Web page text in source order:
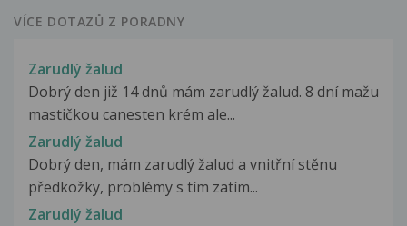
VÍCE DOTAZŮ Z PORADNY
Zarudlý žalud
Dobrý den již 14 dnů mám zarudlý žalud. 8 dní mažu
mastičkou canesten krém ale...
Zarudlý žalud
Dobrý den, mám zarudlý žalud a vnitřní stěnu
předkožky, problémy s tím zatím...
Zarudlý žalud